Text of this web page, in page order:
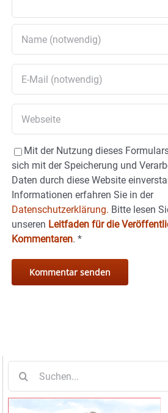
Mit der Nutzung dieses
sich mit der Speicherung und
Daten durch diese Website
Informationen erfahren Sie in der
Datenschutzerklärung. Bitte lesen
unseren Leitfaden für die
Kommentaren. *
nach: